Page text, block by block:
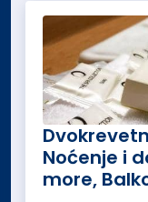
Noćenje i
more,